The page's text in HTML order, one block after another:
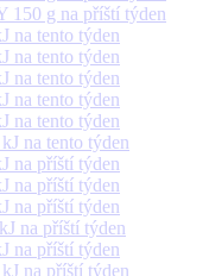
g na příští týden
na tento týden
na tento týden
na tento týden
na tento týden
na tento týden
na tento týden
na příští týden
na příští týden
na příští týden
na příští týden
na příští týden
na příští týden